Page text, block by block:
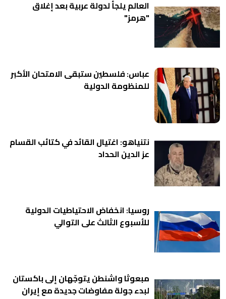
العالم يلجأ لدولة عربية بعد إغلاق
"هرمز"
عباس: فلسطين ستبقى الامتحان الأكبر
للمنظومة الدولية
نتنياهو: اغتيال القائد في كتائب القسام
عز الدين الحداد
روسيا: انخفاض الاحتياطيات الدولية
للأسبوع الثالث على التوالي
مبعوثا واشنطن يتوجّهان إلى باكستان
لبدء جولة مفاوضات جديدة مع إيران